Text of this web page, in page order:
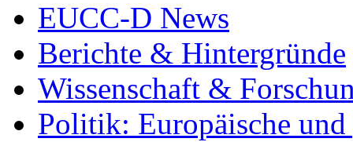
EUCC-D News
Berichte & Hintergründe
Wissenschaft &
Politik: Europäische